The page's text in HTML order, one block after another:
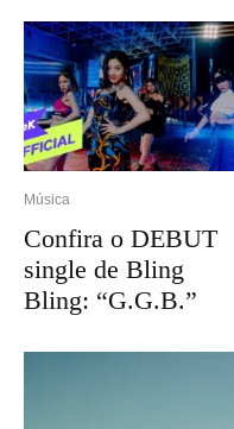
Música
Confira o DEBUT
single de Bling
Bling: “G.G.B.”